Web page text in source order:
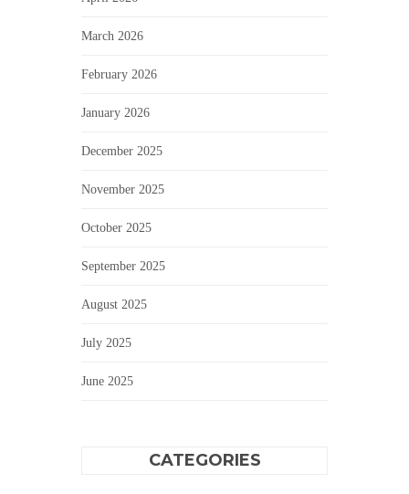
March 2026
February 2026
January 2026
December 2025
November 2025
October 2025
September 2025
August 2025
July 2025
June 2025
CATEGORIES